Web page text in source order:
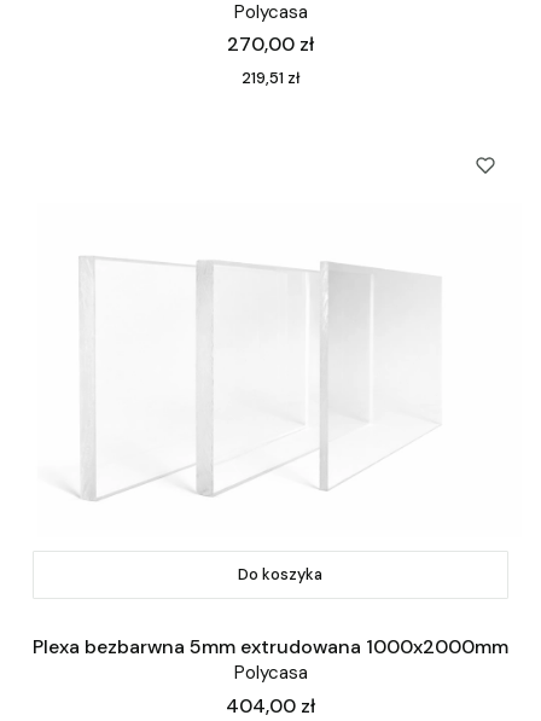
Polycasa
Cena
270,00 zł
Cena
219,51 zł
Do koszyka
Plexa bezbarwna 5mm extrudowana 1000x2000mm
Polycasa
Cena
404,00 zł